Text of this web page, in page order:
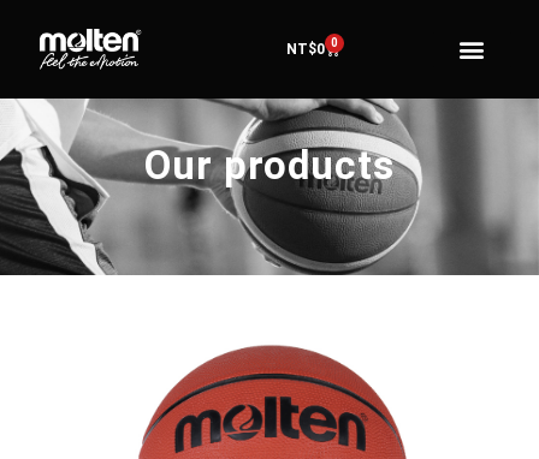
NT$0 0
Our products